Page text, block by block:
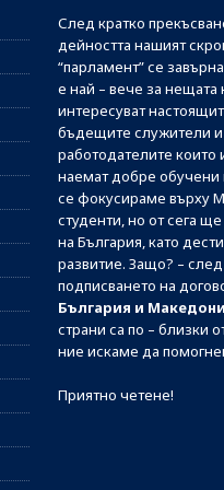
След кратко
дейността нашият
“парламент” се
е най – вече за нещата
интересуват
бъдещите служители и
работодателите които
наемат добре обучени
се фокусираме върху
студенти, но от сега
на България, като
развитие. Защо? – след
подписването на
България и
страни са по – близки
ние искаме да
Приятно четене!